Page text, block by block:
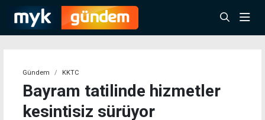
Gündem KKTC
Bayram tatilinde hizmetler
kesintisiz sürüyor